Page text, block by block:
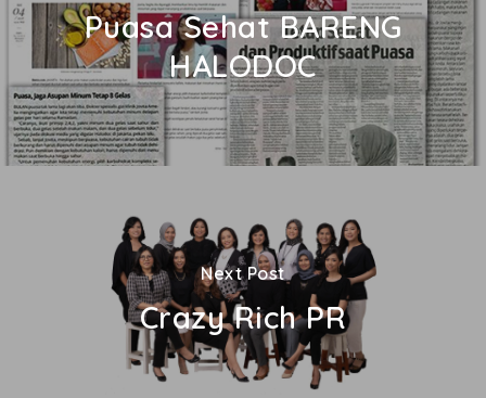
Puasa Sehat BARENG
HALODOC
Next Post
Crazy Rich PR